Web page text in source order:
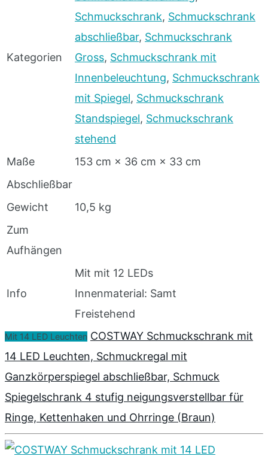
Kategorien
Schmuckschrank, Schmuckschrank
abschließbar, Schmuckschrank
Gross, Schmuckschrank mit
Innenbeleuchtung, Schmuckschrank
mit Spiegel, Schmuckschrank
Standspiegel, Schmuckschrank
stehend
Maße
153 cm × 36 cm × 33 cm
Abschließbar
Gewicht
10,5 kg
Zum
Aufhängen
Info
Mit mit 12 LEDs
Innenmaterial: Samt
Freistehend
Mit 14 LED Leuchten COSTWAY Schmuckschrank mit
14 LED Leuchten, Schmuckregal mit
Ganzkörperspiegel abschließbar, Schmuck
Spiegelschrank 4 stufig neigungsverstellbar für
Ringe, Kettenhaken und Ohrringe (Braun)